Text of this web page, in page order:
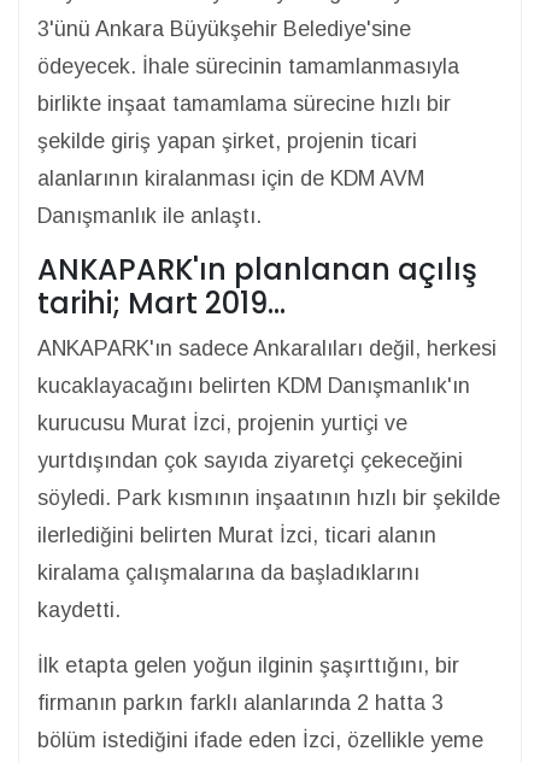
3'ünü Ankara Büyükşehir Belediye'sine
ödeyecek. İhale sürecinin tamamlanmasıyla
birlikte inşaat tamamlama sürecine hızlı bir
şekilde giriş yapan şirket, projenin ticari
alanlarının kiralanması için de KDM AVM
Danışmanlık ile anlaştı.
ANKAPARK'ın planlanan açılış
tarihi; Mart 2019…
ANKAPARK'ın sadece Ankaralıları değil, herkesi
kucaklayacağını belirten KDM Danışmanlık'ın
kurucusu Murat İzci, projenin yurtiçi ve
yurtdışından çok sayıda ziyaretçi çekeceğini
söyledi. Park kısmının inşaatının hızlı bir şekilde
ilerlediğini belirten Murat İzci, ticari alanın
kiralama çalışmalarına da başladıklarını
kaydetti.
İlk etapta gelen yoğun ilginin şaşırttığını, bir
firmanın parkın farklı alanlarında 2 hatta 3
bölüm istediğini ifade eden İzci, özellikle yeme